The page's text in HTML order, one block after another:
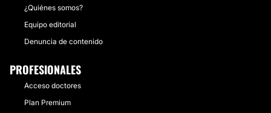
¿Quiénes somos?
Equipo editorial
Denuncia de contenido
PROFESIONALES
Acceso doctores
Plan Premium